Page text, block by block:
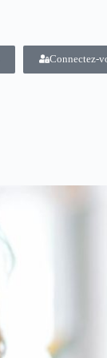
Connectez-